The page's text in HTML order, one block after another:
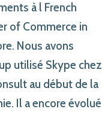
à l French
of Commerce in
Nous avons
utilisé Skype chez
au début de la
Il a encore évolué